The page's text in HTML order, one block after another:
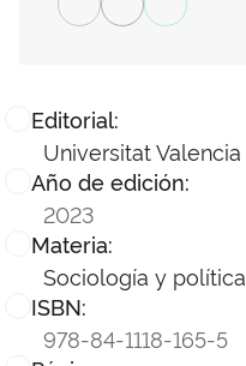
Editorial:
Universitat Valencia
Año de edición:
2023
Materia:
Sociología y política
ISBN:
978-84-1118-165-5